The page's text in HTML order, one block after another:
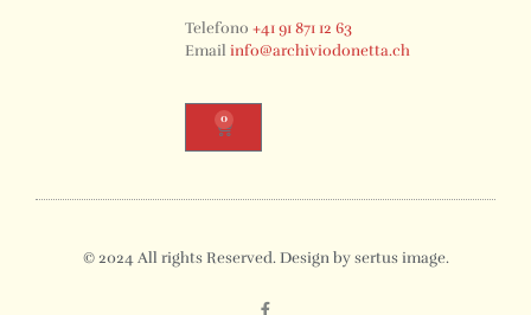
Telefono+41 91 871 12 63
Emailinfo@archiviodonetta.ch
0
© 2024 All rights Reserved. Design by sertus image.